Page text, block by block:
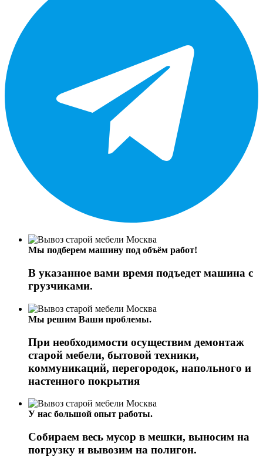
Мы подберем машину под объём работ!
В указанное вами время подъедет машина с
грузчиками.
Мы решим Ваши проблемы.
При необходимости осуществим демонтаж
старой мебели, бытовой техники,
коммуникаций, перегородок, напольного и
настенного покрытия
У нас большой опыт работы.
Собираем весь мусор в мешки, выносим на
погрузку и вывозим на полигон.